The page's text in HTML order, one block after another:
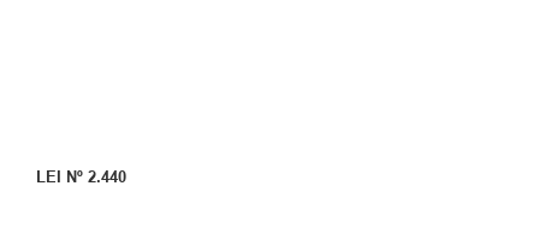
LEI Nº 2.440